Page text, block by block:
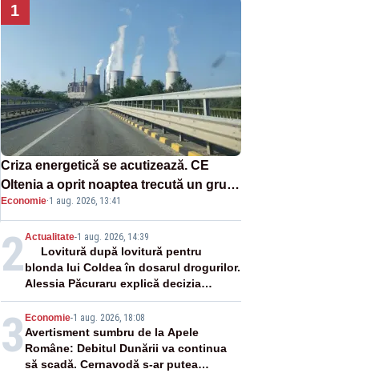
1
Criza energetică se acutizează. CE
Oltenia a oprit noaptea trecută un grup
energetic de la Rovinari
Economie·1 aug. 2026, 13:41
2Actualitate-1 aug. 2026, 14:39
Lovitură după lovitură pentru
blonda lui Coldea în dosarul drogurilor.
Alessia Păcuraru explică decizia
magistraților
3 Economie-1 aug. 2026, 18:08
Avertisment sumbru de la Apele
Române: Debitul Dunării va continua
să scadă. Cernavodă s-ar putea